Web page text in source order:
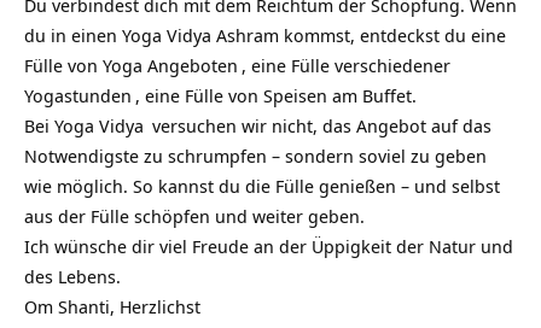
Du verbindest dich mit dem Reichtum der Schöpfung. Wenn
du in einen Yoga Vidya Ashram kommst, entdeckst du eine
Fülle von Yoga Angeboten , eine Fülle verschiedener
Yogastunden , eine Fülle von Speisen am Buffet.
Bei Yoga Vidya versuchen wir nicht, das Angebot auf das
Notwendigste zu schrumpfen – sondern soviel zu geben
wie möglich. So kannst du die Fülle genießen – und selbst
aus der Fülle schöpfen und weiter geben.
Ich wünsche dir viel Freude an der Üppigkeit der Natur und
des Lebens.
Om Shanti, Herzlichst